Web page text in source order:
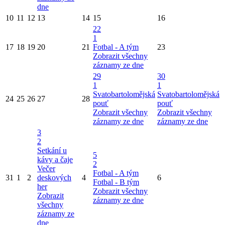
dne
10 11 12 13 14 15 16
17 18 19 20 21
22
1
Fotbal - A tým
Zobrazit všechny
záznamy ze dne
23
24 25 26 27 28
29
1
Svatobartolomějská
pouť
Zobrazit všechny
záznamy ze dne
30
1
Svatobartolomějská
pouť
Zobrazit všechny
záznamy ze dne
31 1 2
3
2
Setkání u
kávy a čaje
Večer
deskových
her
Zobrazit
všechny
záznamy ze
dne
4
5
2
Fotbal - A tým
Fotbal - B tým
Zobrazit všechny
záznamy ze dne
6